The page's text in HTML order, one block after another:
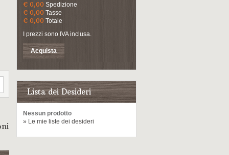
€ 0,00 Spedizione
€ 0,00 Tasse
€ 0,00 Totale
I prezzi sono IVA inclusa.
Acquista
Lista dei Desideri
Nessun prodotto
» Le mie liste dei desideri